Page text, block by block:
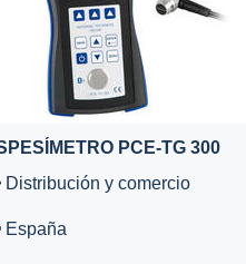
PCE-TG 300
Distribución y comercio
España